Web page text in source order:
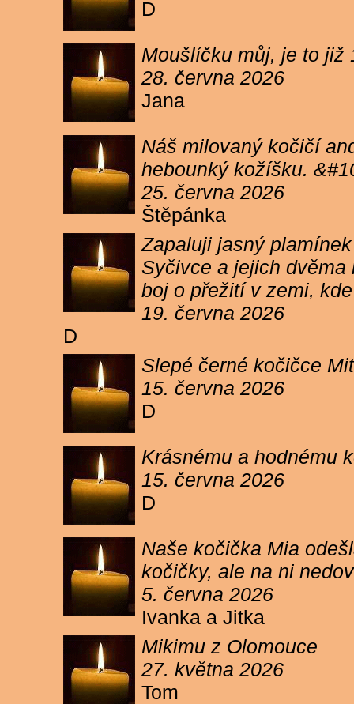
D
Moušlíčku můj, je to již
28. června 2026
Jana
Náš milovaný kočičí
hebounký kožíšku.
25. června 2026
Štěpánka
Zapaluji jasný
Syčivce a jejich
boj o přežití v zemi,
19. června 2026
D
Slepé černé kočičce
15. června 2026
D
Krásnému a hodnému
15. června 2026
D
Naše kočička Mia
kočičky, ale na ni
5. června 2026
Ivanka a Jitka
Mikimu z Olomouce
27. května 2026
Tom